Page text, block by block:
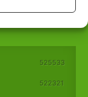
525533
522321